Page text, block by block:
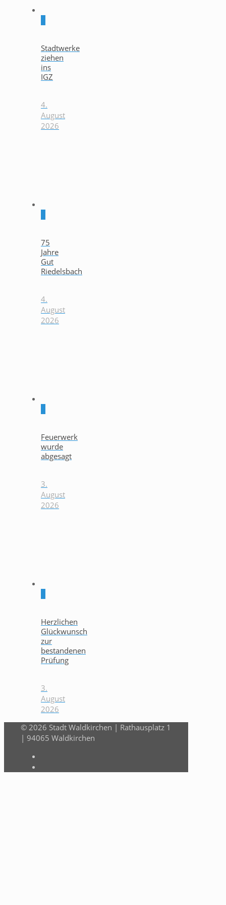
Stadtwerke
ziehen
ins
IGZ
4.
August
2026
75
Jahre
Gut
Riedelsbach
4.
August
2026
Feuerwerk
wurde
abgesagt
3.
August
2026
Herzlichen
Glückwunsch
zur
bestandenen
Prüfung
3.
August
2026
© 2026 Stadt Waldkirchen | Rathausplatz 1
| 94065 Waldkirchen